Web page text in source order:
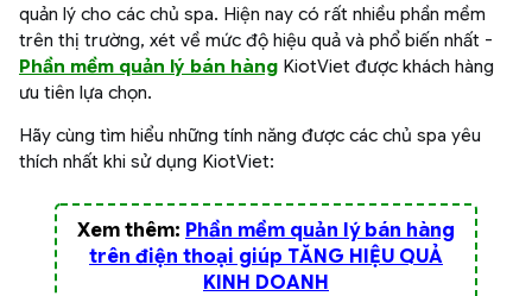
quản lý cho các chủ spa. Hiện nay có rất nhiều phần mềm
trên thị trường, xét về mức độ hiệu quả và phổ biến nhất -
Phần mềm quản lý bán hàng KiotViet được khách hàng
ưu tiên lựa chọn.
Hãy cùng tìm hiểu những tính năng được các chủ spa yêu
thích nhất khi sử dụng KiotViet:
Xem thêm: Phần mềm quản lý bán hàng
trên điện thoại giúp TĂNG HIỆU QUẢ
KINH DOANH